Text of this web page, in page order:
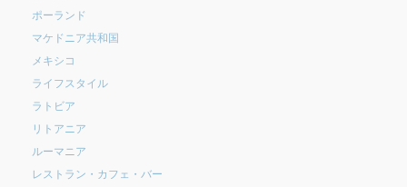
ポーランド
マケドニア共和国
メキシコ
ライフスタイル
ラトビア
リトアニア
ルーマニア
レストラン・カフェ・バー